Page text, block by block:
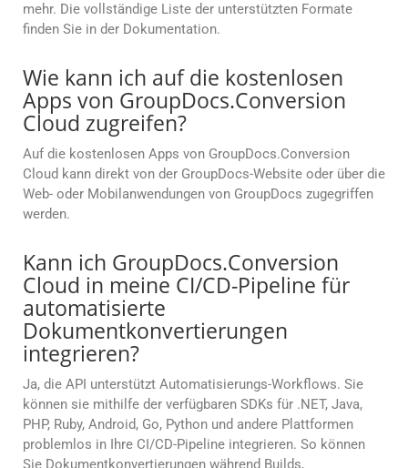
mehr. Die vollständige Liste der unterstützten Formate
finden Sie in der Dokumentation.
Wie kann ich auf die kostenlosen
Apps von GroupDocs.Conversion
Cloud zugreifen?
Auf die kostenlosen Apps von GroupDocs.Conversion
Cloud kann direkt von der GroupDocs-Website oder über die
Web- oder Mobilanwendungen von GroupDocs zugegriffen
werden.
Kann ich GroupDocs.Conversion
Cloud in meine CI/CD-Pipeline für
automatisierte
Dokumentkonvertierungen
integrieren?
Ja, die API unterstützt Automatisierungs-Workflows. Sie
können sie mithilfe der verfügbaren SDKs für .NET, Java,
PHP, Ruby, Android, Go, Python und andere Plattformen
problemlos in Ihre CI/CD-Pipeline integrieren. So können
Sie Dokumentkonvertierungen während Builds,